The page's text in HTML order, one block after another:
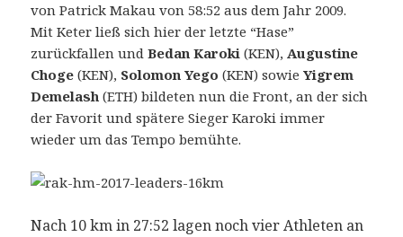
von Patrick Makau von 58:52 aus dem Jahr 2009.
Mit Keter ließ sich hier der letzte “Hase”
zurückfallen undBedan Karoki (KEN),Augustine
Choge (KEN), Solomon Yego (KEN) sowieYigrem
Demelash (ETH) bildeten nun die Front, an der sich
der Favorit und spätere Sieger Karoki immer
wieder um das Tempo bemühte.
Nach 10 km in 27:52 lagen noch vier Athleten an